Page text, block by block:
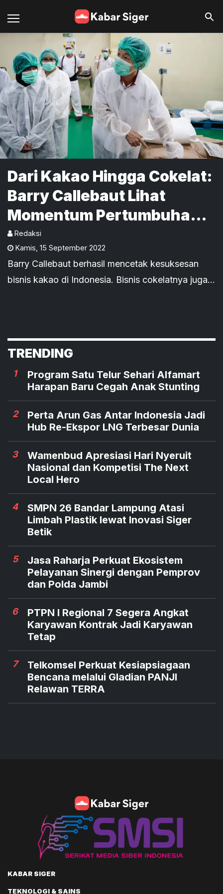
Dari Kakao Hingga Cokelat:
Barry Callebaut Lihat
Momentum Pertumbuhan
Positif di Indonesia
Redaksi
Kamis 15 September 2022
Barry Callebaut berhasil mencetak kesuksesan
bisnis kakao di Indonesia. Bisnis cokelatnya juga
TRENDING
1
Program Satu Telur Sehari Alfamart
Harapan Baru Cegah Anak Stunting
2
Perta Arun Gas Antar Indonesia Jadi
Hub Re-Ekspor LNG Terbesar Dunia
3
Wamenbud Apresiasi Hari Nyeruit
Nasional dan Kompetisi The Next
Local Hero
4
SMPN 26 Bandar Lampung Atasi
Limbah Plastik lewat Inovasi Siger
Betik
5
Jasa Raharja Perkuat Ekosistem
Pelayanan Sinergi dengan Pemprov
dan Polda Jambi
6
PTPN I Regional 7 Segera Angkat
Karyawan Kontrak Jadi Karyawan
Tetap
7
Telkomsel Perkuat Kesiapsiagaan
Bencana melalui Gladian PANJI
Relawan TERRA
KABAR SIGER
TEKNOLOGI & SAINS